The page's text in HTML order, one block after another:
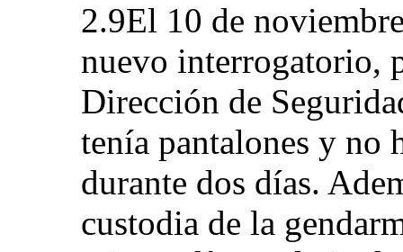
2.9El 10 de
nuevo interrogatorio,
Dirección de
tenía pantalones y no
durante dos días.
custodia de la